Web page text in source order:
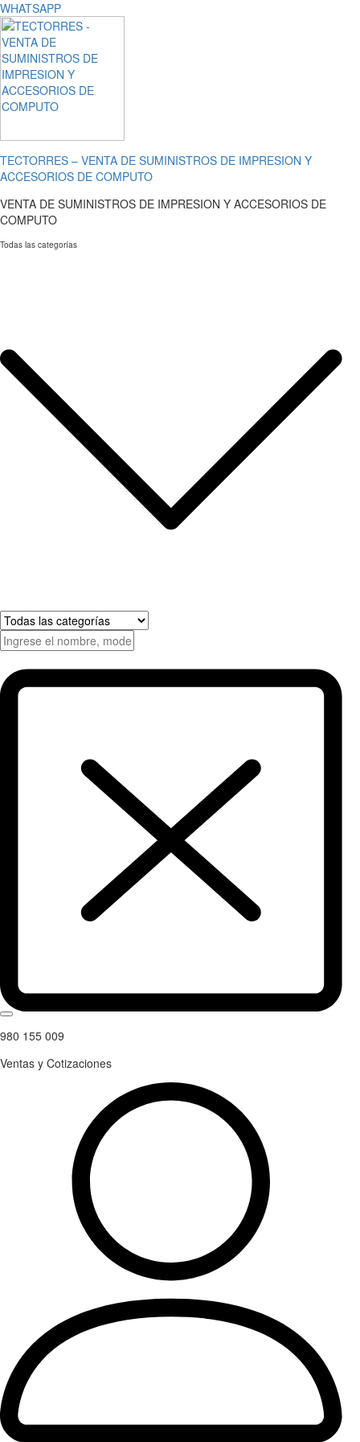
WHATSAPP
TECTORRES – VENTA DE SUMINISTROS DE IMPRESION Y
ACCESORIOS DE COMPUTO
VENTA DE SUMINISTROS DE IMPRESION Y ACCESORIOS DE
COMPUTO
Todas las categorías
980 155 009
Ventas y Cotizaciones